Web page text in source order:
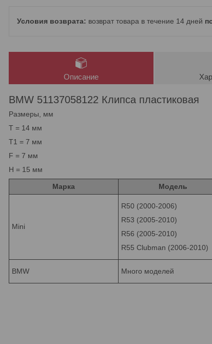
возврат товара в течение 14 дней
Описание
BMW 51137058122 Клипса пластиковая
Размеры, мм
T = 14 мм
T1 = 7 мм
F = 7 мм
H = 15 мм
Марка Модель
Mini
R50 (2000-2006)
R53 (2005-2010)
R56 (2005-2010)
R55 Clubman (2006-2010)
BMW Много моделей